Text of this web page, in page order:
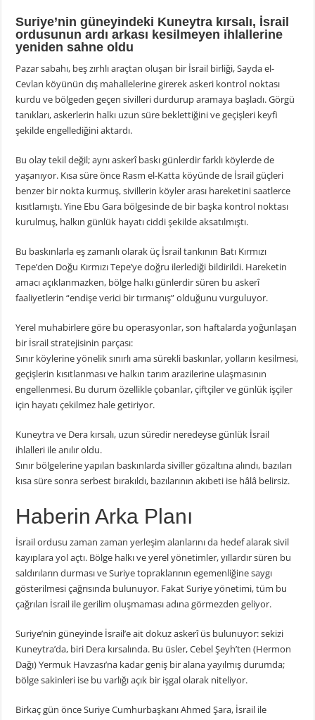
Suriye’nin güneyindeki Kuneytra kırsalı, İsrail
ordusunun ardı arkası kesilmeyen ihlallerine
yeniden sahne oldu
Pazar sabahı, beş zırhlı araçtan oluşan bir İsrail birliği, Sayda el-
Cevlan köyünün dış mahallelerine girerek askeri kontrol noktası
kurdu ve bölgeden geçen sivilleri durdurup aramaya başladı. Görgü
tanıkları, askerlerin halkı uzun süre beklettiğini ve geçişleri keyfi
şekilde engellediğini aktardı.
Bu olay tekil değil; aynı askerî baskı günlerdir farklı köylerde de
yaşanıyor. Kısa süre önce Rasm el-Katta köyünde de İsrail güçleri
benzer bir nokta kurmuş, sivillerin köyler arası hareketini saatlerce
kısıtlamıştı. Yine Ebu Gara bölgesinde de bir başka kontrol noktası
kurulmuş, halkın günlük hayatı ciddi şekilde aksatılmıştı.
Bu baskınlarla eş zamanlı olarak üç İsrail tankının Batı Kırmızı
Tepe’den Doğu Kırmızı Tepe’ye doğru ilerlediği bildirildi. Hareketin
amacı açıklanmazken, bölge halkı günlerdir süren bu askerî
faaliyetlerin “endişe verici bir tırmanış” olduğunu vurguluyor.
Yerel muhabirlere göre bu operasyonlar, son haftalarda yoğunlaşan
bir İsrail stratejisinin parçası:
Sınır köylerine yönelik sınırlı ama sürekli baskınlar, yolların kesilmesi,
geçişlerin kısıtlanması ve halkın tarım arazilerine ulaşmasının
engellenmesi. Bu durum özellikle çobanlar, çiftçiler ve günlük işçiler
için hayatı çekilmez hale getiriyor.
Kuneytra ve Dera kırsalı, uzun süredir neredeyse günlük İsrail
ihlalleri ile anılır oldu.
Sınır bölgelerine yapılan baskınlarda siviller gözaltına alındı, bazıları
kısa süre sonra serbest bırakıldı, bazılarının akıbeti ise hâlâ belirsiz.
Haberin Arka Planı
İsrail ordusu zaman zaman yerleşim alanlarını da hedef alarak sivil
kayıplara yol açtı. Bölge halkı ve yerel yönetimler, yıllardır süren bu
saldırıların durması ve Suriye topraklarının egemenliğine saygı
gösterilmesi çağrısında bulunuyor. Fakat Suriye yönetimi, tüm bu
çağrıları İsrail ile gerilim oluşmaması adına görmezden geliyor.
Suriye’nin güneyinde İsrail’e ait dokuz askerî üs bulunuyor: sekizi
Kuneytra’da, biri Dera kırsalında. Bu üsler, Cebel Şeyh’ten (Hermon
Dağı) Yermuk Havzası’na kadar geniş bir alana yayılmış durumda;
bölge sakinleri ise bu varlığı açık bir işgal olarak niteliyor.
Birkaç gün önce Suriye Cumhurbaşkanı Ahmed Şara, İsrail ile